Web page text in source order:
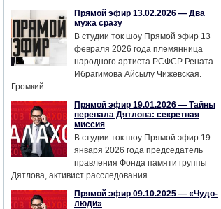
Прямой эфир 13.02.2026 — Два
мужа сразу
В студии ток шоу Прямой эфир 13
февраля 2026 года племянница
народного артиста РСФСР Рената
Ибрагимова Айсылу Чижевская.
Громкий ...
Прямой эфир 19.01.2026 — Тайны
перевала Дятлова: секретная
миссия
В студии ток шоу Прямой эфир 19
января 2026 года председатель
правления Фонда памяти группы
Дятлова, активист расследования ...
Прямой эфир 09.10.2025 — «Чудо-
люди»